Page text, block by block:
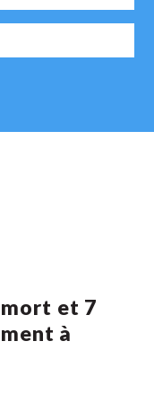
mort et 7
à